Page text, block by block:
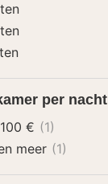
per nacht
Onder 100 € (1)
€ en meer (1)